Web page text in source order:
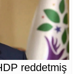
reddetmiş